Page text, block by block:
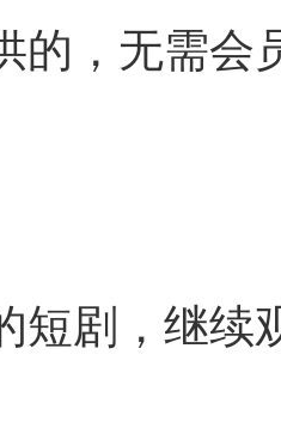
的，无需会
短剧，继续